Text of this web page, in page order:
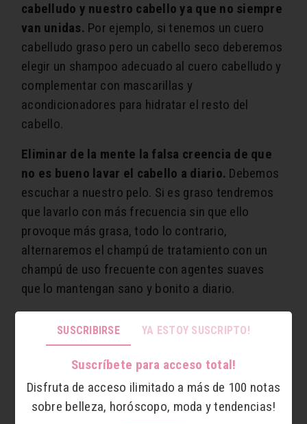
cabelludo y nuestro cabello ya que no siempre
van unidas. Por ejemplo, si tenemos un cuero
cabelludo graso pero un cabello seco deberemos
elegir un shampoo adecuado al cuero cabelludo y
complementar con mascarillas y
acondicionadores para hidratar el resto del
cabello.
Eliminar de la mente la falsa creencia de que
no es bueno lavar el cabello a diario. Debemos
escuchar a nuestro pelo. Si es graso tendremos
que lavarlo con más frecuencia sin que ello
provoque más grasa, todo lo contrario,
alternaremos el champú de tratamiento con un
champú de uso frecuente con agentes suaves
que lo mantengan sano y bonito a diario.
polución o exceso de grasa.La mejor manera de
que nuestro cabello sea receptivo a cualquier
tratamiento es que esté lo más limpio posible. De
esta forma el cabello será más agradecido y el
shampoo o tratamiento que utilicemos será más
SUSCRIBIRSE YA ESTOY SUSCRIPTO!
Suscríbete para acceso total!
Disfruta de acceso ilimitado a más de 100 notas
sobre belleza, horóscopo, moda y tendencias!